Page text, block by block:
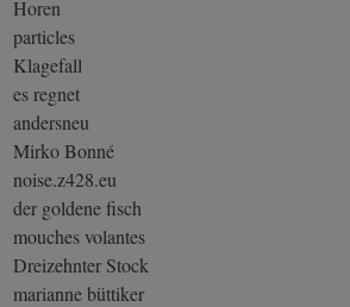
Horen
particles
Klagefall
es regnet
andersneu
Mirko Bonné
noise.z428.eu
der goldene fisch
mouches volantes
Dreizehnter Stock
marianne büttiker